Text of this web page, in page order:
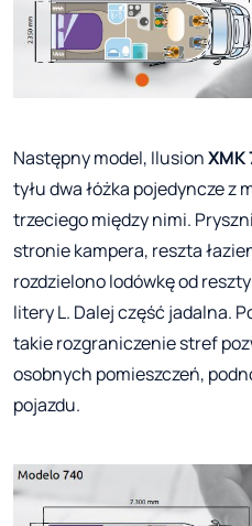
Następny model, IlusionXMK
tyłu dwa łóżka pojedyncze z
trzeciego między nimi.
stronie kampera, reszta
rozdzielono lodówkę od
litery L. Dalej część jadalna.
takie rozgraniczenie stref
osobnych pomieszczeń,
pojazdu.